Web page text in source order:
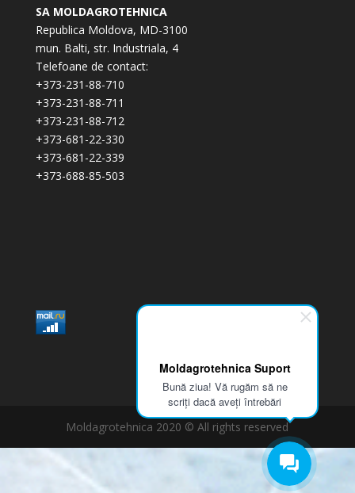
Moldagrotehnica Suport
Bună ziua! Vă rugăm să ne
scriți dacă aveți întrebări
SA MOLDAGROTEHNICA
Republica Moldova, MD-3100
mun. Balti, str. Industriala, 4
Telefoane de contact:
+373-231-88-710
+373-231-88-711
+373-231-88-712
+373-681-22-330
+373-681-22-339
+373-688-85-503
Moldagrotehnica 2020 © All rights reserved